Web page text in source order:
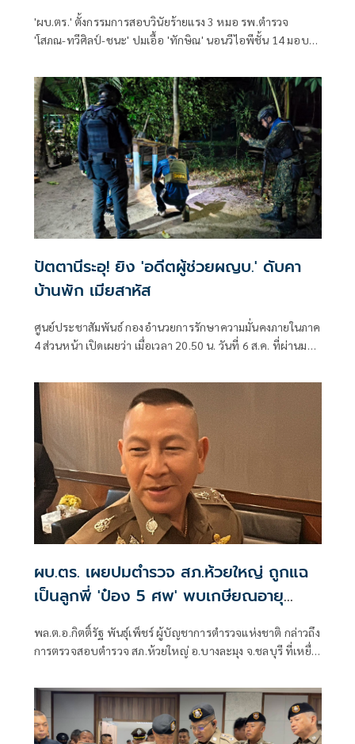
'ผบ.ตร.' ตั้งกรรมการสอบวินัยร้ายแรง 3 หมอ รพ.ตำรวจ
'โสภณ-ทวีศิลป์-ชนะ' ปมเอื้อ 'ทักษิณ' นอนวีไอพีชั้น 14 มอบ
ปัตตานีระอุ! ยิง 'อดีตผู้ช่วยผญบ.' ดับคา
บ้านพัก เมียสาหัส
ศูนย์ประชาสัมพันธ์ กองอำนวยการรักษาความมั่นคงภายในภาค
4 ส่วนหน้า เปิดเผยว่า เมื่อเวลา 20.50 น. วันที่ 6 ส.ค. ที่ผ่านมา
อาแว อดีตผู้ช่วยผู้ใหญ่บ้านหมู่ที่ 5
ผบ.ตร. เผยปมตำรวจ สภ.ห้วยใหญ่ ถูกแฉ
เป็นลูกพี่ 'ป๋อง 5 ศพ' พบเกษียณอายุ
ตั้งแต่ปี 57
พล.ต.อ.กิตติ์รัฐ พันธุ์เพ็ชร์ ผู้บัญชาการตำรวจแห่งชาติ กล่าวถึง
การตรวจสอบตำรวจ สภ.ห้วยใหญ่ อ.บางละมุง จ.ชลบุรี ที่เหยื่อ
มาระบุว่า นายป๋องเป็นเด็กเดินยาของตำรวจ สภ.ห้วยใหญ่